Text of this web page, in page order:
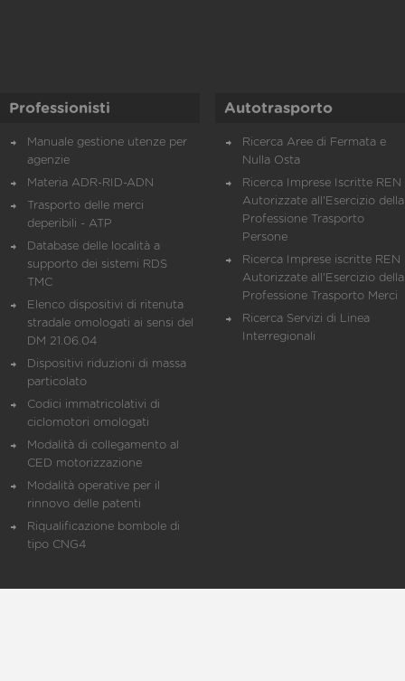
Professionisti
Manuale gestione utenze per
agenzie
Materia ADR-RID-ADN
Trasporto delle merci
deperibili - ATP
Database delle località a
supporto dei sistemi RDS
TMC
Elenco dispositivi di ritenuta
stradale omologati ai sensi del
DM 21.06.04
Dispositivi riduzioni di massa
particolato
Codici immatricolativi di
ciclomotori omologati
Modalità di collegamento al
CED motorizzazione
Modalità operative per il
rinnovo delle patenti
Riqualificazione bombole di
tipo CNG4
Autotrasporto
Ricerca Aree di Fermata e
Nulla Osta
Ricerca Imprese Iscritte REN
Autorizzate all'Esercizio della
Professione Trasporto
Persone
Ricerca Imprese iscritte REN
Autorizzate all'Esercizio della
Professione Trasporto Merci
Ricerca Servizi di Linea
Interregionali